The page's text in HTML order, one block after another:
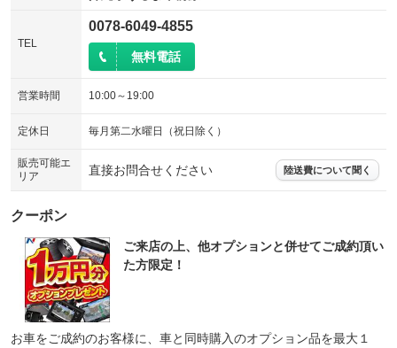
TEL
0078-6049-4855
無料電話
営業時間 10:00～19:00
定休日 毎月第二水曜日（祝日除く）
販売可能エ
リア
直接お問合せください 陸送費について聞く
クーポン
ご来店の上、他オプションと併せてご成約頂い
た方限定！
お車をご成約のお客様に、車と同時購入のオプション品を最大１